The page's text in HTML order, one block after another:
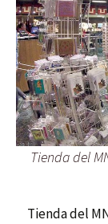
Tienda del
Tienda del